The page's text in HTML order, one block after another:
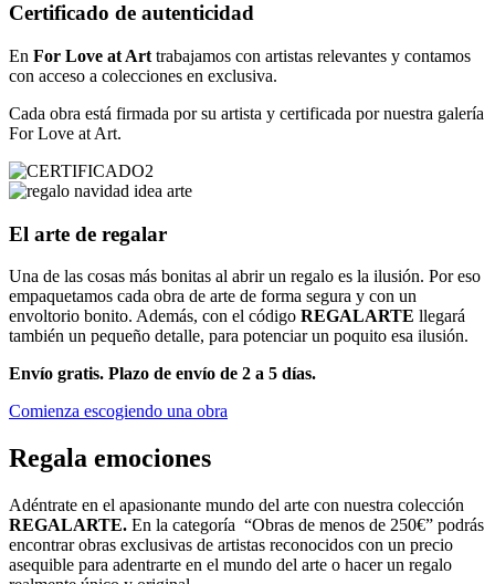
Certificado de autenticidad
En For Love at Art trabajamos con artistas relevantes y contamos
con acceso a colecciones en exclusiva.
Cada obra está firmada por su artista y certificada por nuestra galería
For Love at Art.
El arte de regalar
Una de las cosas más bonitas al abrir un regalo es la ilusión. Por eso
empaquetamos cada obra de arte de forma segura y con un
envoltorio bonito. Además, con el código REGALARTE llegará
también un pequeño detalle, para potenciar un poquito esa ilusión.
Envío gratis. Plazo de envío de 2 a 5 días.
Comienza escogiendo una obra
Regala emociones
Adéntrate en el apasionante mundo del arte con nuestra colección
REGALARTE. En la categoría “Obras de menos de 250€” podrás
encontrar obras exclusivas de artistas reconocidos con un precio
asequible para adentrarte en el mundo del arte o hacer un regalo